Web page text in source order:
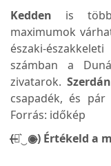
Kedden is
maximumok
északi-
számban a
zivatarok. Szerdán
csapadék, és
Forrás: időkép
(̶◉͛‿◉̶) Értékeld a